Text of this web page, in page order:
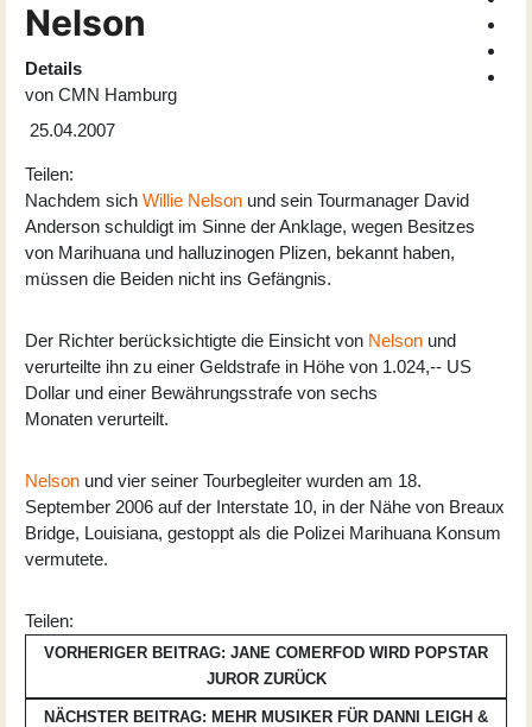
Nelson
Details
von CMN Hamburg
25.04.2007
Teilen:
Nachdem sich Willie Nelson und sein Tourmanager David
Anderson schuldigt im Sinne der Anklage, wegen Besitzes
von Marihuana und halluzinogen Plizen, bekannt haben,
müssen die Beiden nicht ins Gefängnis.
Der Richter berücksichtigte die Einsicht von Nelson und
verurteilte ihn zu einer Geldstrafe in Höhe von 1.024,-- US
Dollar und einer Bewährungsstrafe von sechs
Monaten verurteilt.
Nelson und vier seiner Tourbegleiter wurden am 18.
September 2006 auf der Interstate 10, in der Nähe von Breaux
Bridge, Louisiana, gestoppt als die Polizei Marihuana Konsum
vermutete.
Teilen:
VORHERIGER BEITRAG: JANE COMERFOD WIRD POPSTAR
JUROR ZURÜCK
NÄCHSTER BEITRAG: MEHR MUSIKER FÜR DANNI LEIGH &